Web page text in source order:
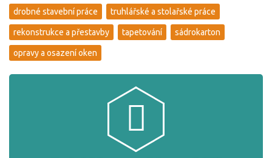
drobné stavební práce truhlářské a stolařské práce
rekonstrukce a přestavby tapetování sádrokarton
opravy a osazení oken